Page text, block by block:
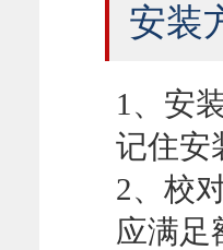
安装
1、安
记住安
2、校
应满足